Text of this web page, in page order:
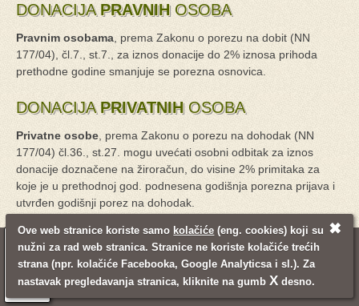
Ove web stranice koriste samo kolačiće (eng. cookies) koji su
nužni za rad web stranica. Stranice ne koriste kolačiće trećih
strana (npr. kolačiće Facebooka, Google Analyticsa i sl.). Za
nastavak pregledavanja stranica, kliknite na gumbX desno.
✖
DONACIJA PRAVNIH OSOBA
Pravnim osobama , prema Zakonu o porezu na dobit (NN
177/04), čl.7., st.7., za iznos donacije do 2% iznosa prihoda
prethodne godine smanjuje se porezna osnovica.
DONACIJAPRIVATNIH OSOBA
Privatne osobe , prema Zakonu o porezu na dohodak (NN
177/04) čl.36., st.27. mogu uvećati osobni odbitak za iznos
donacije doznačene na žiroračun, do visine 2% primitaka za
koje je u prethodnoj god. podnesena godišnja porezna prijava i
utvrđen godišnji porez na dohodak.
© 2008 - 2021. Udruga Mali princ Pravne napomene
Mapa stranica
Pretraživanje
Kontakt informacije
Login
Back to top
Izrada web stranica:Inventum